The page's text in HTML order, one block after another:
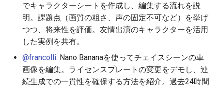
2026-05-27
2026-05-26
2026-05-25
2026-05-24
2025-11-11
2025-11-10
2025-11-09
2025-11-08
2026-05-27
2026-05-26
2026-05-25
2026-05-24
2025-11-11
2025-11-10
2025-11-09
2025-11-08
2026-05-24
2026-05-23
2026-05-22
2026-05-21
2026-05-23
2026-05-22
2026-05-21
2026-05-20
2025-11-11
2025-11-10
2025-11-09
2025-11-08
2026-05-27
2026-05-26
2026-05-25
2026-05-24
でキャラクターシートを作成し、編集する流れを説
明。課題点（画質の粗さ、声の固定不可など）を挙げ
つつ、将来性を評価。友情出演のキャラクターを活用
した実例を共有。
@francolli: Nano Bananaを使ってチェイスシーンの車
画像を編集。ライセンスプレートの変更をデモし、連
続生成での一貫性を確保する方法を紹介。過去24時間